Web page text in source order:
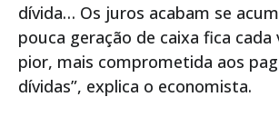
dívida… Os juros acabam se
pouca geração de caixa fica cada
pior, mais comprometida aos
dívidas”, explica o economista.